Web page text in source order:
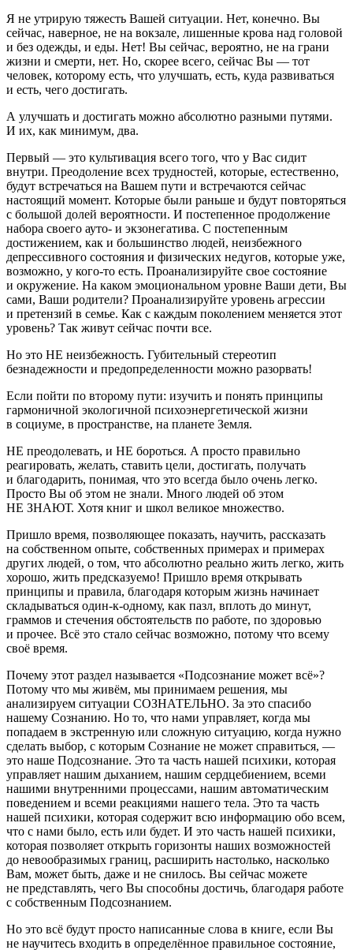
Я не утрирую тяжесть Вашей ситуации. Нет, конечно. Вы
сейчас, наверное, не на вокзале, лишенные крова над головой
и без одежды, и еды. Нет! Вы сейчас, вероятно, не на грани
жизни и смерти, нет. Но, скорее всего, сейчас Вы — тот
человек, которому есть, что улучшать, есть, куда развиваться
и есть, чего достигать.
А улучшать и достигать можно абсолютно разными путями.
И их, как минимум, два.
Первый — это культивация всего того, что у Вас сидит
внутри. Преодоление всех трудностей, которые, естественно,
будут встречаться на Вашем пути и встречаются сейчас
настоящий момент. Которые были раньше и будут повторяться
с большой долей вероятности. И постепенное продолжение
набора своего ауто- и экзонегатива. С постепенным
достижением, как и большинство людей, неизбежного
депрессивного состояния и физических недугов, которые уже,
возможно, у кого-то есть. Проанализируйте свое состояние
и окружение. На каком эмоциональном уровне Ваши дети, Вы
сами, Ваши родители? Проанализируйте уровень агрессии
и претензий в семье. Как с каждым поколением меняется этот
уровень? Так живут сейчас почти все.
Но это НЕ неизбежность. Губительный стереотип
безнадежности и предопределенности можно разорвать!
Если пойти по второму пути: изучить и понять принципы
гармоничной экологичной психоэнергетической жизни
в социуме, в пространстве, на планете Земля.
НЕ преодолевать, и НЕ бороться. А просто правильно
реагировать, желать, ставить цели, достигать, получать
и благодарить, понимая, что это всегда было очень легко.
Просто Вы об этом не знали. Много людей об этом
НЕ ЗНАЮТ. Хотя книг и школ великое множество.
Пришло время, позволяющее показать, научить, рассказать
на собственном опыте, собственных примерах и примерах
других людей, о том, что абсолютно реально жить легко, жить
хорошо, жить предсказуемо! Пришло время открывать
принципы и правила, благодаря которым жизнь начинает
складываться один-к-одному, как пазл, вплоть до минут,
граммов и стечения обстоятельств по работе, по здоровью
и прочее. Всё это стало сейчас возможно, потому что всему
своё время.
Почему этот раздел называется «Подсознание может всё»?
Потому что мы живём, мы принимаем решения, мы
анализируем ситуации СОЗНАТЕЛЬНО. За это спасибо
нашему Сознанию. Но то, что нами управляет, когда мы
попадаем в экстренную или сложную ситуацию, когда нужно
сделать выбор, с которым Сознание не может справиться, —
это наше Подсознание. Это та часть нашей психики, которая
управляет нашим дыханием, нашим сердцебиением, всеми
нашими внутренними процессами, нашим автоматическим
поведением и всеми реакциями нашего тела. Это та часть
нашей психики, которая содержит всю информацию обо всем,
что с нами было, есть или будет. И это часть нашей психики,
которая позволяет открыть горизонты наших возможностей
до невообразимых границ, расширить настолько, насколько
Вам, может быть, даже и не снилось. Вы сейчас можете
не представлять, чего Вы способны достичь, благодаря работе
с собственным Подсознанием.
Но это всё будут просто написанные слова в книге, если Вы
не научитесь входить в определённое правильное состояние,